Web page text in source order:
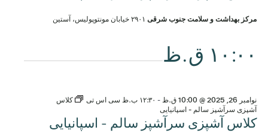
مرکز بهداشت و سلامت جنوب شرقی ۲۹۰۱ خیابان مونتوپولیس، آستین
۱۰:۰۰ ق.ظ
کلاس آشپزی سرآشپز سالم - اسپانیایی
نوامبر 26, 2025 @ 10:00 ق.ظ - ۱۲:۳۰ ب.ظ سی اس تی
کلاس
آشپزی سرآشپز سالم - اسپانیایی